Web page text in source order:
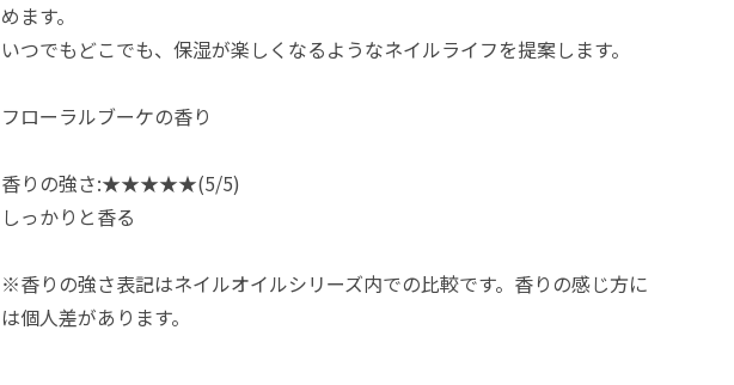
めます。
いつでもどこでも、保湿が楽しくなるようなネイルライフを提案します。
フローラルブーケの香り
香りの強さ:★★★★★(5/5)
しっかりと香る
※香りの強さ表記はネイルオイルシリーズ内での比較です。香りの感じ方に
は個人差があります。